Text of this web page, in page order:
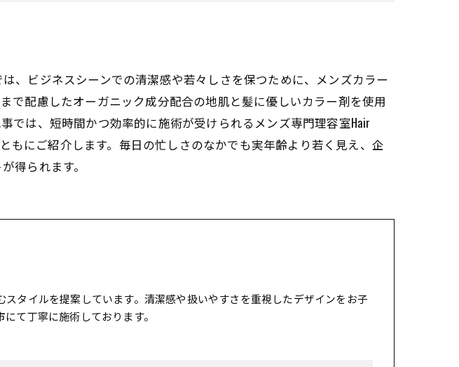
、ビジネスシーンでの清潔感や若々しさを保つために、メンズカラー
で配慮したオーガニック成分配合の地肌と髪に優しいカラー剤を使用
では、短時間かつ効率的に施術が受けられるメンズ専門理容室Hair
もにご紹介します。毎日の忙しさのなかでも実年齢より若く見え、企
得られます。
タイルを提案しています。清潔感や扱いやすさを重視したデザインをお子
て丁寧に施術しております。